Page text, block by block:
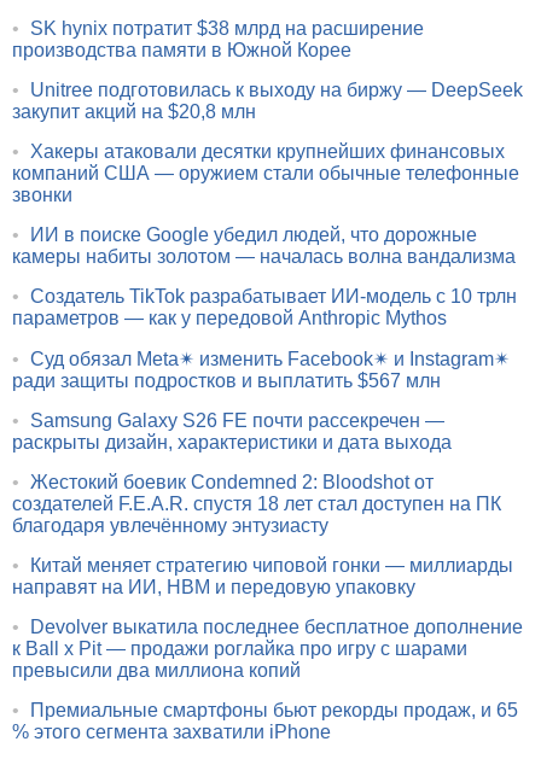
•
SK hynix потратит $38 млрд на расширение
производства памяти в Южной Корее
•
Unitree подготовилась к выходу на биржу — DeepSeek
закупит акций на $20,8 млн
•
Хакеры атаковали десятки крупнейших финансовых
компаний США — оружием стали обычные телефонные
звонки
•
ИИ в поиске Google убедил людей, что дорожные
камеры набиты золотом — началась волна вандализма
• Создатель TikTok разрабатывает ИИ-модель с 10 трлн
параметров — как у передовой Anthropic Mythos
• Суд обязал Meta✴ изменить Facebook✴ и Instagram✴
ради защиты подростков и выплатить $567 млн
•
Samsung Galaxy S26 FE почти рассекречен —
раскрыты дизайн, характеристики и дата выхода
• Жестокий боевик Condemned 2: Bloodshot от
создателей F.E.A.R. спустя 18 лет стал доступен на ПК
благодаря увлечённому энтузиасту
•
Китай меняет стратегию чиповой гонки — миллиарды
направят на ИИ, HBM и передовую упаковку
•
Devolver выкатила последнее бесплатное дополнение
к Ball x Pit — продажи роглайка про игру с шарами
превысили два миллиона копий
•
Премиальные смартфоны бьют рекорды продаж, и 65
% этого сегмента захватили iPhone